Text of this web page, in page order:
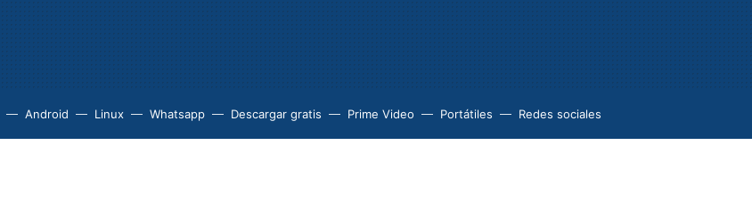
Android Linux Whatsapp Descargar gratis Prime Video Portátiles Redes sociales